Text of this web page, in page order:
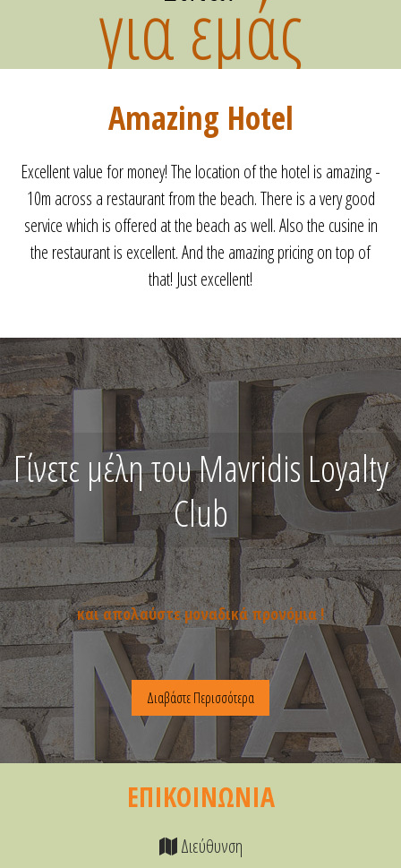
για εμάς
Perfect
Perfect holiday. Clean room. Friendly staff. WIFI on the beach.
Very close to the beach. See you next year.
Γίνετε μέλη του Mavridis Loyalty
Club
και απολαύστε μοναδικά προνόμια !
Διαβάστε Περισσότερα
ΕΠΙΚΟΙΝΩΝΙΑ
Διεύθυνση